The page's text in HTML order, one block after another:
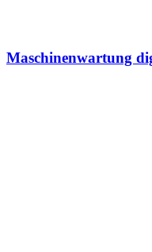
Maschinenwartung